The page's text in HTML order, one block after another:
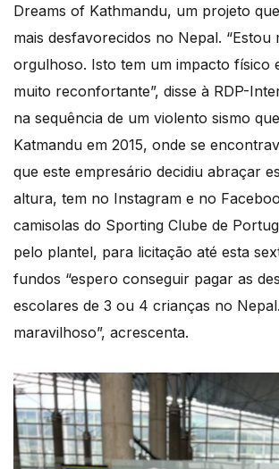
Dreams of Kathmandu, um projeto
mais desfavorecidos no Nepal. “Estou
orgulhoso. Isto tem um impacto físico
muito reconfortante”, disse à RDP-
na sequência de um violento sismo
Katmandu em 2015, onde se
que este empresário decidiu abraçar
altura, tem no Instagram e no
camisolas do Sporting Clube de
pelo plantel, para licitação até esta
fundos “espero conseguir pagar as
escolares de 3 ou 4 crianças no
maravilhoso”, acrescenta.